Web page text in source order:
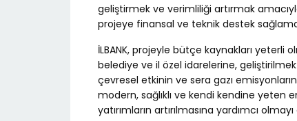
geliştirmek ve verimliliği artırmak
projeye finansal ve teknik destek
İLBANK, projeyle bütçe kaynakları yeterli
belediye ve il özel idarelerine,
çevresel etkinin ve sera gazı
modern, sağlıklı ve kendi kendine
yatırımların artırılmasına yardımcı